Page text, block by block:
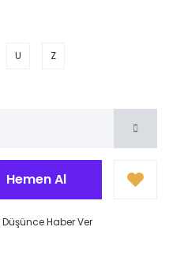
U Z
Hemen Al
Düşünce Haber Ver